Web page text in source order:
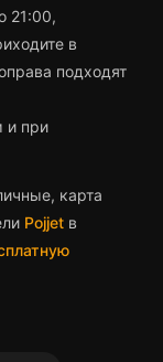
21:00,
в
подходят
и при
карта
Pojjet в